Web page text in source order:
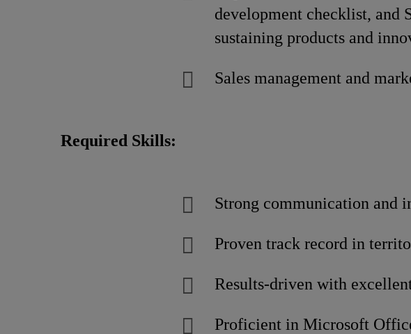
development checklist, and
sustaining products and
Sales management and
Required Skills:
Strong communication and
Proven track record in
Results-driven with
Proficient in Microsoft